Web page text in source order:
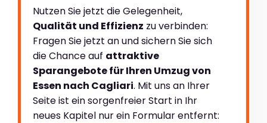
Nutzen Sie jetzt die Gelegenheit,
Qualität und Effizienz zu verbinden:
Fragen Sie jetzt an und sichern Sie sich
die Chance auf attraktive
Sparangebote für Ihren Umzug von
Essen nach Cagliari. Mit uns an Ihrer
Seite ist ein sorgenfreier Start in Ihr
neues Kapitel nur ein Formular entfernt: